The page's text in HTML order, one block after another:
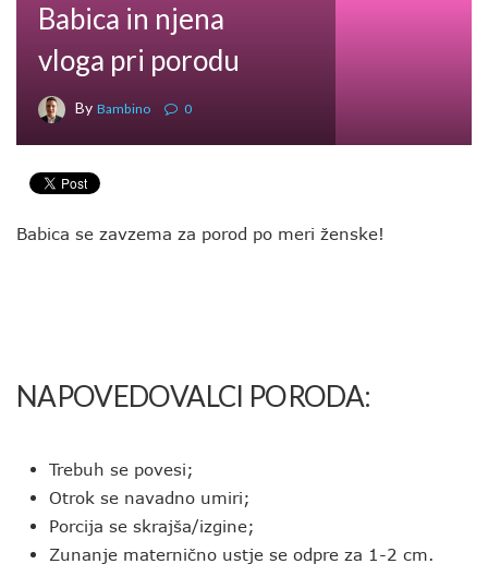
Babica in njena
vloga pri porodu
By Bambino 0
Babica se zavzema za porod po meri ženske!
NAPOVEDOVALCI PORODA:
Trebuh se povesi;
Otrok se navadno umiri;
Porcija se skrajša/izgine;
Zunanje maternično ustje se odpre za 1-2 cm.